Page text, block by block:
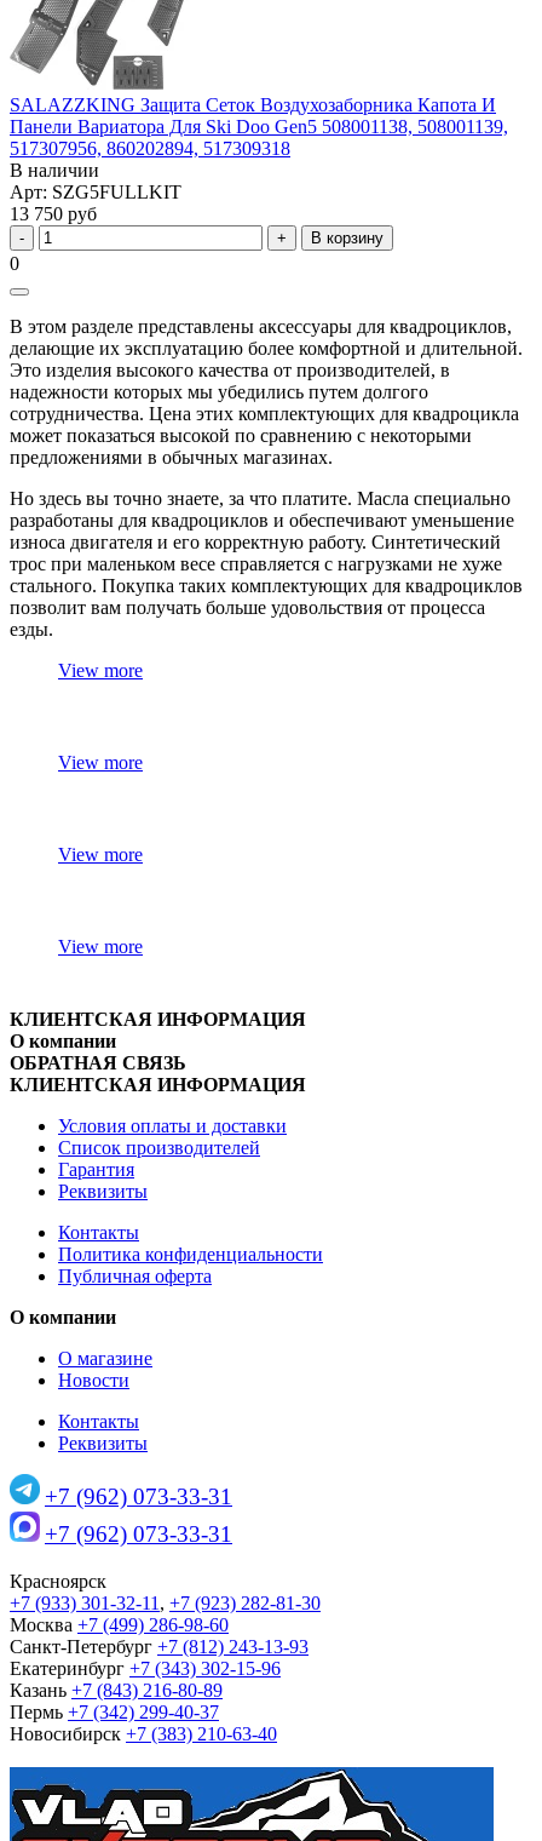
SALAZZKING Защита Сеток Воздухозаборника Капота И
Панели Вариатора Для Ski Doo Gen5 508001138, 508001139,
517307956, 860202894, 517309318
В наличии
Арт: SZG5FULLKIT
13 750 руб
В корзину
0
В этом разделе представлены аксессуары для квадроциклов,
делающие их эксплуатацию более комфортной и длительной.
Это изделия высокого качества от производителей, в
надежности которых мы убедились путем долгого
сотрудничества. Цена этих комплектующих для квадроцикла
может показаться высокой по сравнению с некоторыми
предложениями в обычных магазинах.
Но здесь вы точно знаете, за что платите. Масла специально
разработаны для квадроциклов и обеспечивают уменьшение
износа двигателя и его корректную работу. Синтетический
трос при маленьком весе справляется с нагрузками не хуже
стального. Покупка таких комплектующих для квадроциклов
позволит вам получать больше удовольствия от процесса
езды.
View more
View more
View more
View more
КЛИЕНТСКАЯ ИНФОРМАЦИЯ
О компании
ОБРАТНАЯ СВЯЗЬ
КЛИЕНТСКАЯ ИНФОРМАЦИЯ
Условия оплаты и доставки
Список производителей
Гарантия
Реквизиты
Контакты
Политика конфиденциальности
Публичная оферта
О компании
О магазине
Новости
Контакты
Реквизиты
+7 (962) 073-33-31
+7 (962) 073-33-31
Красноярск
+7 (933) 301-32-11 , +7 (923) 282-81-30
Москва +7 (499) 286-98-60
Санкт-Петербург +7 (812) 243-13-93
Екатеринбург +7 (343) 302-15-96
Казань +7 (843) 216-80-89
Пермь +7 (342) 299-40-37
Новосибирск +7 (383) 210-63-40